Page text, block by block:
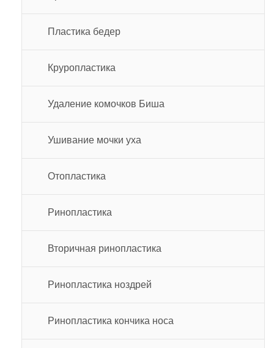
Пластика бедер
Круропластика
Удаление комочков Биша
Ушивание мочки уха
Отопластика
Ринопластика
Вторичная ринопластика
Ринопластика ноздрей
Ринопластика кончика носа